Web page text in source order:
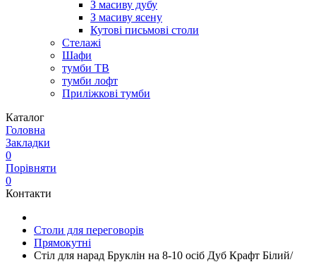
З масиву дубу
З масиву ясену
Кутові письмові столи
Стелажі
Шафи
тумби ТВ
тумби лофт
Приліжкові тумби
Каталог
Головна
Закладки
0
Порівняти
0
Контакти
Столи для переговорів
Прямокутні
Стіл для нарад Бруклін на 8-10 осіб Дуб Крафт Білий/